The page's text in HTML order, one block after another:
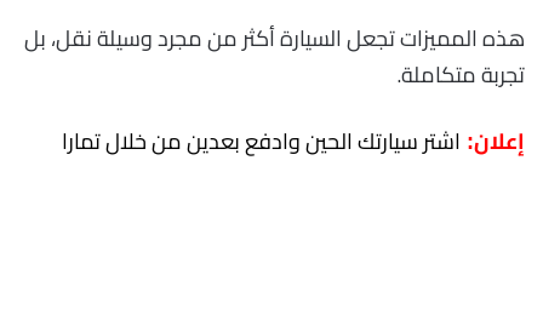
هذه المميزات تجعل السيارة أكثر من مجرد وسيلة نقل، بل
تجربة متكاملة.
إعلان: اشتر سيارتك الحين وادفع بعدين من خلال تمارا